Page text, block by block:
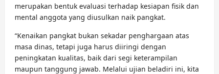
merupakan bentuk evaluasi terhadap kesiapan fisik dan
mental anggota yang diusulkan naik pangkat.
“Kenaikan pangkat bukan sekadar penghargaan atas
masa dinas, tetapi juga harus diiringi dengan
peningkatan kualitas, baik dari segi keterampilan
maupun tanggung jawab. Melalui ujian beladiri ini, kita